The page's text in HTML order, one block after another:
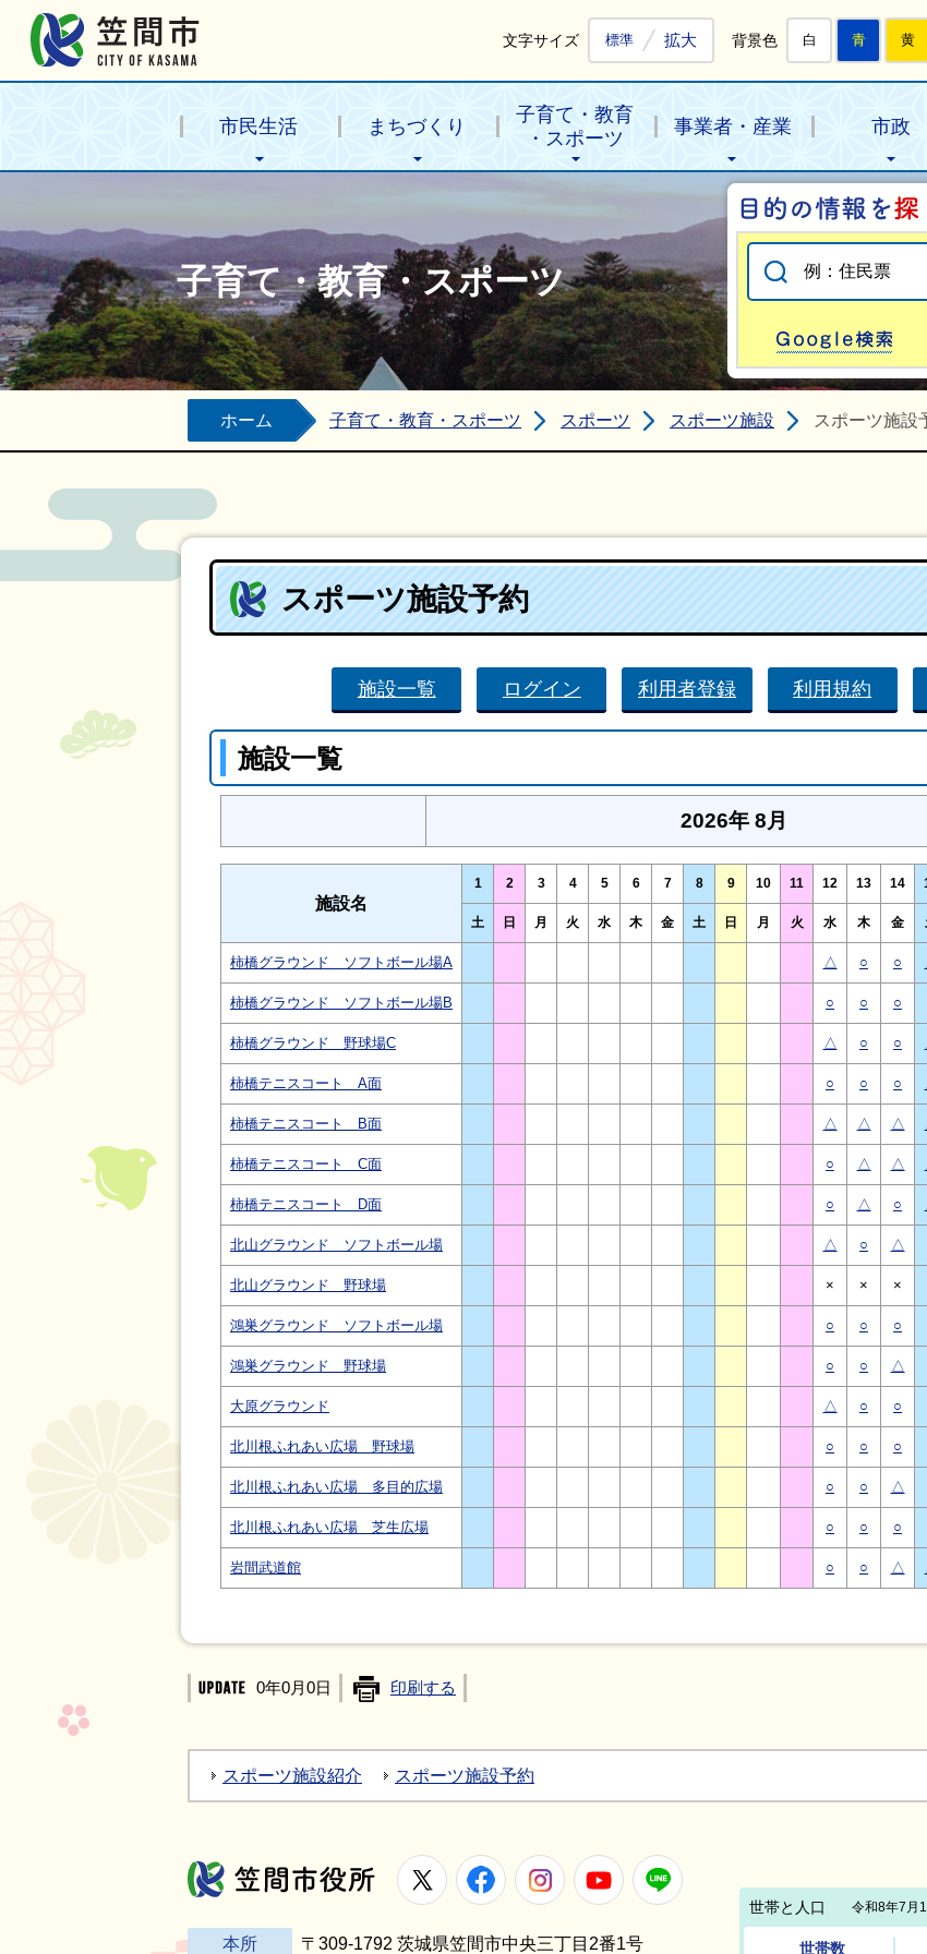
文字サイズ 標準 拡大 背景色 白 青 黄
市民生活 まちづくり
子育て・教育
・スポーツ
事業者・産業 市政
子育て・教育・スポーツ
ホーム 子育て・教育・スポーツ スポーツ スポーツ施設 スポーツ施設
スポーツ施設予約
施設一覧 ログイン 利用者登録 利用規約
施設一覧
2026年 8月
施設名
1 2 3 4 5 6 7 8 9 10 11 12 13 14
土 日 月 火 水 木 金 土 日 月 火 水 木 金
柿橋グラウンド ソフトボール場A △ ○ ○
柿橋グラウンド ソフトボール場B ○ ○ ○
柿橋グラウンド 野球場C △ ○ ○
柿橋テニスコート A面 ○ ○ ○
柿橋テニスコート B面 △ △ △
柿橋テニスコート C面 ○ △ △
柿橋テニスコート D面 ○ △ ○
北山グラウンド ソフトボール場 △ ○ △
北山グラウンド 野球場 × × ×
鴻巣グラウンド ソフトボール場 ○ ○ ○
鴻巣グラウンド 野球場 ○ ○ △
大原グラウンド △ ○ ○
北川根ふれあい広場 野球場 ○ ○ ○
北川根ふれあい広場 多目的広場 ○ ○ △
北川根ふれあい広場 芝生広場 ○ ○ ○
岩間武道館 ○ ○ △
0年0月0日 印刷する
スポーツ施設紹介 スポーツ施設予約
笠間市役所
X FacebookInstagramYoutube
本所 〒309-1792 茨城県笠間市中央三丁目2番1号